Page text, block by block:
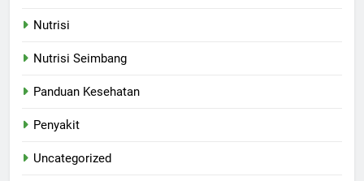
Nutrisi
Nutrisi Seimbang
Panduan Kesehatan
Penyakit
Uncategorized